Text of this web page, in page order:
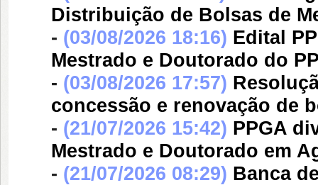
Distribuição de Bolsas de
- (03/08/2026 18:16) Edital
Mestrado e Doutorado do
- (03/08/2026 17:57)
concessão e renovação de
- (21/07/2026 15:42) PPGA
Mestrado e Doutorado em
- (21/07/2026 08:29) Banca